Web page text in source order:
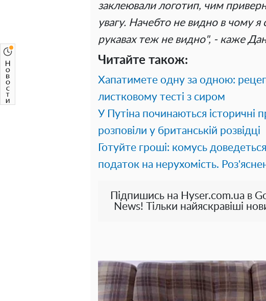
заклеювали логотип, чим
увагу. Начебто не видно в чому
рукавах теж не видно", - каже
Читайте також:
Хапатимете одну за одною:
листковому тесті з сиром
У Путіна починаються
розповіли у британській розвідці
Готуйте гроші: комусь
податок на нерухомість.
Підпишись на Hyser.com.ua в
News! Тільки найяскравіші